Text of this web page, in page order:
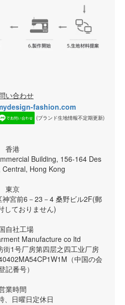
い合わせ
fashion.com
(ブランド生地情報不定期更新)
香港
Building, 156-164 Des
Central, Hong Kong
東京
宮前6－23－4 桑野ビル2F(郵
しておりません)
自社工場
Manufacture co ltd
街1号厂房第四层之四工业厂房
（中国の会
記番号）
業時間
、日曜日定休日